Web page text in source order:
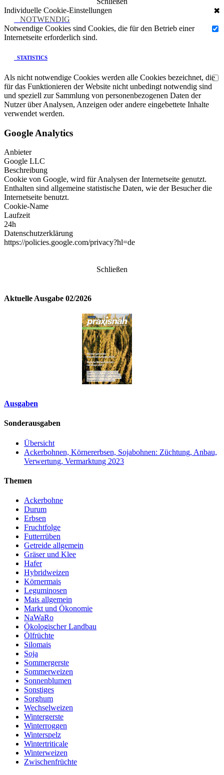
Individuelle Cookie-Einstellungen
✖
NOTWENDIG
Notwendige Cookies sind Cookies, die für den Betrieb einer
Internetseite erforderlich sind.
STATISTICS
Als nicht notwendige Cookies werden alle Cookies bezeichnet, die
für das Funktionieren der Website nicht unbedingt notwendig sind
und speziell zur Sammlung von personenbezogenen Daten der
Nutzer über Analysen, Anzeigen oder andere eingebettete Inhalte
verwendet werden.
Google Analytics
Anbieter
Google LLC
Beschreibung
Cookie von Google, wird für Analysen der Internetseite genutzt.
Enthalten sind allgemeine statistische Daten, wie der Besucher die
Internetseite benutzt.
Cookie-Name
Laufzeit
24h
Datenschutzerklärung
https://policies.google.com/privacy?hl=de
Schließen
Aktuelle Ausgabe 02/2026
Ausgaben
Sonderausgaben
Übersicht
Ackerbohnen, Körnererbsen, Sojabohnen: Züchtung, Anbau,
Verwertung, Vermarktung 2023
Themen
Ackerbohne
Durum
Erbsen
Fruchtfolge
Futterrüben
Getreide allgemein
Gräser und Klee
Hafer
Hybridweizen
Körnermais
Leguminosen
Mais allgemein
Markt und Ökonomie
NaWaRo
Ökologischer Landbau
Ölfrüchte
Silomais
Soja
Sommergerste
Sommerweizen
Sonnenblumen
Sonstiges
Sorghum
Wechselweizen
Wintergerste
Winterroggen
Winterspelz
Wintertriticale
Winterweizen
Zwischenfrüchte